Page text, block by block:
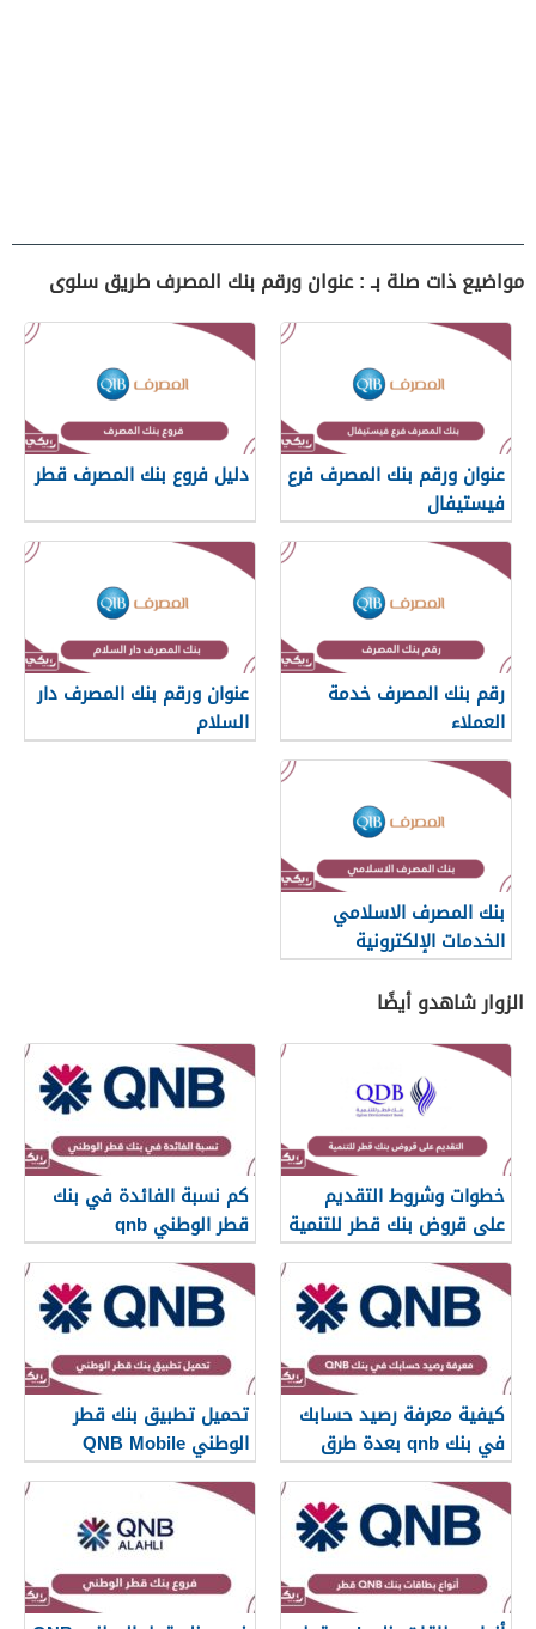
مواضيع ذات صلة بـ : عنوان ورقم بنك المصرف طريق سلوى
عنوان ورقم بنك المصرف فرع
فيستيفال
دليل فروع بنك المصرف قطر
رقم بنك المصرف خدمة
العملاء
عنوان ورقم بنك المصرف دار
السلام
بنك المصرف الاسلامي
الخدمات الإلكترونية
الزوار شاهدو أيضًا
خطوات وشروط التقديم
على قروض بنك قطر للتنمية
2026
كم نسبة الفائدة في بنك
قطر الوطني qnb
كيفية معرفة رصيد حسابك
في بنك qnb بعدة طرق
تحميل تطبيق بنك قطر
الوطني QNB Mobile